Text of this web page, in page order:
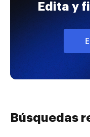
Edita y
Búsquedas